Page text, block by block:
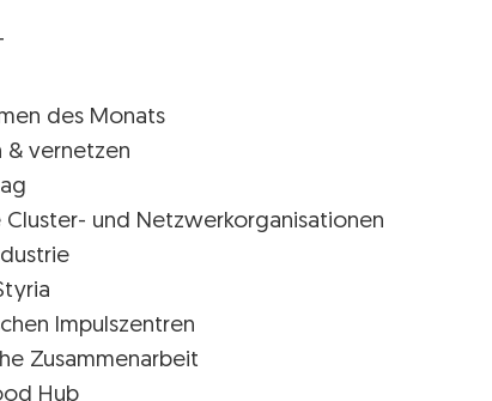
des Monats
& vernetzen
Cluster- und Netzwerkorganisationen
Impulszentren
Zusammenarbeit
Hub